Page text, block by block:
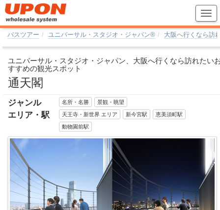
バスツアー ユニバーサル・スタジオ・ジャパン® 大阪へ行くなら訪
通天閣
ユニバーサル・スタジオ・ジャパン、大阪へ行くなら訪れたい
すすめの観光スポット
ジャンル 名所・名勝 景観・眺望
エリア・駅 天王寺・新世界 エリア 新今宮駅 恵美須町駅
動物園前駅